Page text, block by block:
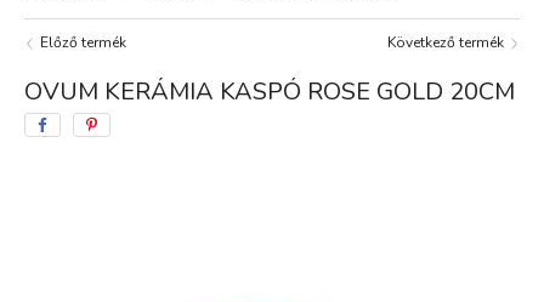
Előző termék Következő termék
OVUM KERÁMIA KASPÓ ROSE GOLD 20CM